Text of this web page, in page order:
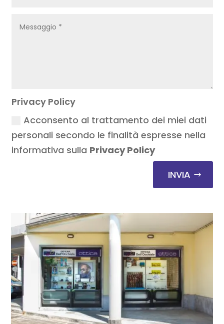
Privacy Policy
Acconsento al trattamento dei miei dati
personali secondo le finalità espresse nella
informativa sulla Privacy Policy
INVIA